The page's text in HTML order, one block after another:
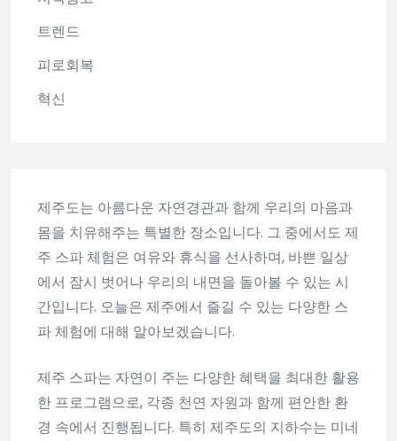
제주도는 아름다운 자연경관과 함께 우리의 마음과
몸을 치유해주는 특별한 장소입니다. 그 중에서도 제
주 스파 체험은 여유와 휴식을 선사하며, 바쁜 일상
에서 잠시 벗어나 우리의 내면을 돌아볼 수 있는 시
간입니다. 오늘은 제주에서 즐길 수 있는 다양한 스
파 체험에 대해 알아보겠습니다.
제주 스파는 자연이 주는 다양한 혜택을 최대한 활용
한 프로그램으로, 각종 천연 자원과 함께 편안한 환
경 속에서 진행됩니다. 특히 제주도의 지하수는 미네
트렌드
피로회복
혁신